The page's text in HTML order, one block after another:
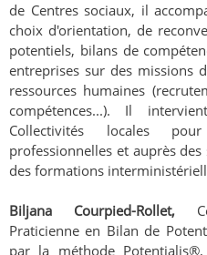
de Centres sociaux, il
choix d'orientation, de
potentiels, bilans de
entreprises sur des missions
ressources humaines
compétences...). Il
Collectivités locales
professionnelles et auprès
des formations
Biljana Courpied-Rollet,
Praticienne en Bilan de
par la méthode